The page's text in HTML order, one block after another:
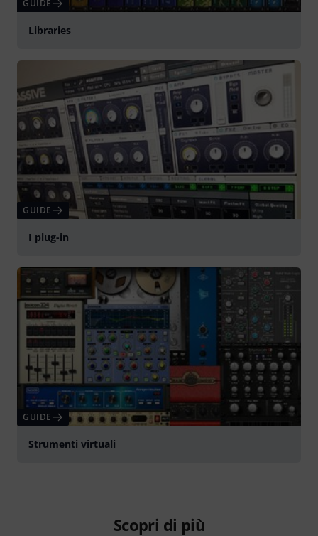
GUIDE
Libraries
GUIDE
I plug-in
GUIDE
Strumenti virtuali
Scopri di più